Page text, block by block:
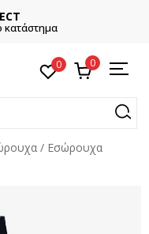
0 0
Εσώρουχα